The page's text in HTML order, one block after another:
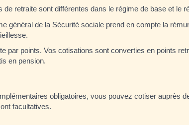
retraite sont différentes dans le régime de base et le
général de la Sécurité sociale prend en compte la
par points. Vos cotisations sont converties en points
en pension.
obligatoires, vous pouvez cotiser auprès
facultatives.